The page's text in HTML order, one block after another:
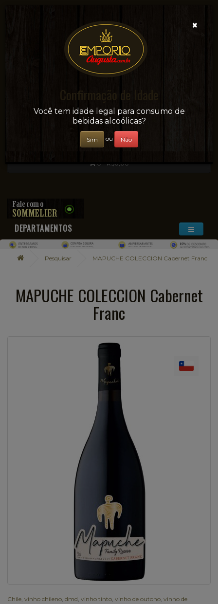
Sua conveniência e adega on-line!
0 - R$0,00
DEPARTAMENTOS
Pesquisar MAPUCHE COLECCION Cabernet Franc
MAPUCHE COLECCION Cabernet
Franc
Chile vinho chileno dmd vinho tinto vinho de outono vinho de
×
Confirmação de Idade
Você tem idade legal para consumo de
bebidas alcoólicas?
Sim ou Não